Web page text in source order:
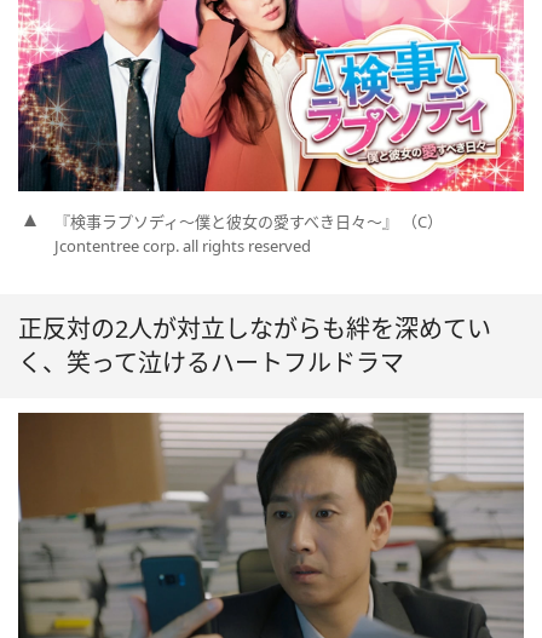
『検事ラプソディ～僕と彼女の愛すべき日々～』 （C）
Jcontentree corp. all rights reserved
正反対の2人が対立しながらも絆を深めてい
く、笑って泣けるハートフルドラマ